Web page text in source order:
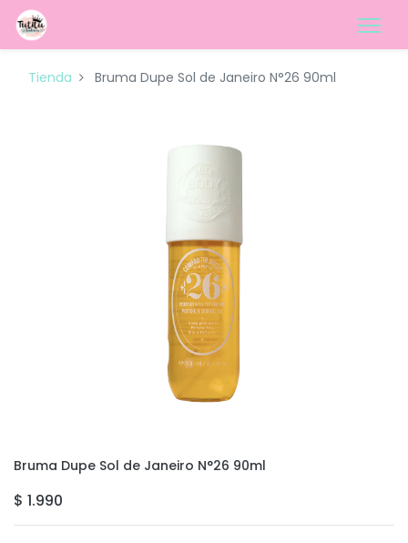
Tienda Bruma Dupe Sol de Janeiro N°26 90ml
Bruma Dupe Sol de Janeiro N°26 90ml
$ 1.990